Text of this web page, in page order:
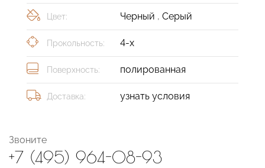
Цвет: Черный , Серый
Прокольность: 4-х
Поверхность: полированная
Доставка: узнать условия
Звоните
+7 (495) 964-08-93